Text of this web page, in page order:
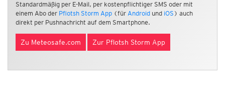
Standardmäßig per E-Mail, per kostenpflichtiger SMS oder mit
einem Abo der Pflotsh Storm App (für Android und iOS ) auch
direkt per Pushnachricht auf dem Smartphone.
Zu Meteosafe.com Zur Pflotsh Storm App